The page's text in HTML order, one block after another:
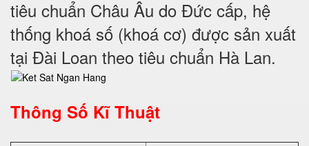
tiêu chuẩn Châu Âu do Đức cấp, hệ
thống khoá số (khoá cơ) được sản xuất
tại Đài Loan theo tiêu chuẩn Hà Lan.
Thông Số Kĩ Thuật